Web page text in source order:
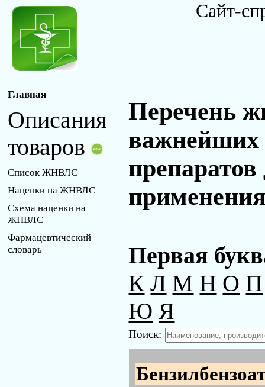
Сайт-
Главная
Описания
товаров
Список ЖНВЛС
Наценки на ЖНВЛС
Схема наценки на
ЖНВЛС
Фармацевтический
словарь
Перечень
важнейших
Первая
К Л М Н О П
Ю Я
Поиск: